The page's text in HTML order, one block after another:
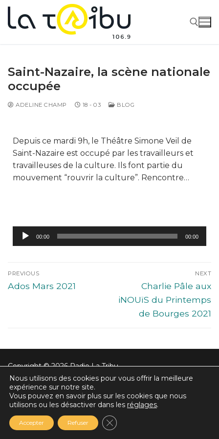
Saint-Nazaire, la scène nationale
occupée
ADELINE CHAMP 18 - 03 BLOG
Depuis ce mardi 9h, le Théâtre Simone Veil de
Saint-Nazaire est occupé par les travailleurs et
travailleuses de la culture. Ils font partie du
mouvement “rouvrir la culture”. Rencontre…
Lecteur
audio
00:00 00:00
PREVIOUS
Ados Mars 2021
NEXT
Charlie Pâle aux
iNOUïS du Printemps
de Bourges 2021
Copyright © 2026 Radio La Tribu
Nous utilisons des cookies pour vous offrir la meilleure
expérience sur notre site.
Vous pouvez en savoir plus sur les cookies que nous
utilisons ou les désactiver dans les réglages.
Accepter Refuser Fermer la bannière des cookies